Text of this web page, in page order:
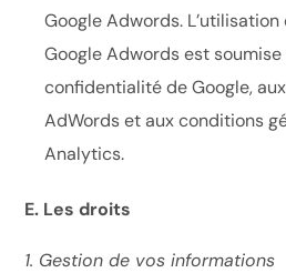
Google Adwords.
Google Adwords est
confidentialité de Google,
AdWords et aux conditions
Analytics.
E. Les droits
1. Gestion de vos informations